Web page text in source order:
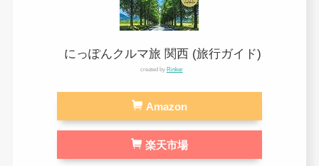
にっぽんクルマ旅 関西 (旅行ガイド)
created by Rinker
Amazon
楽天市場